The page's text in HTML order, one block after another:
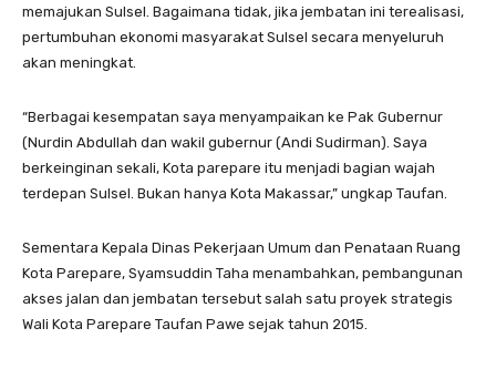
memajukan Sulsel. Bagaimana tidak, jika jembatan ini terealisasi,
pertumbuhan ekonomi masyarakat Sulsel secara menyeluruh
akan meningkat.
“Berbagai kesempatan saya menyampaikan ke Pak Gubernur
(Nurdin Abdullah dan wakil gubernur (Andi Sudirman). Saya
berkeinginan sekali, Kota parepare itu menjadi bagian wajah
terdepan Sulsel. Bukan hanya Kota Makassar,” ungkap Taufan.
Sementara Kepala Dinas Pekerjaan Umum dan Penataan Ruang
Kota Parepare, Syamsuddin Taha menambahkan, pembangunan
akses jalan dan jembatan tersebut salah satu proyek strategis
Wali Kota Parepare Taufan Pawe sejak tahun 2015.